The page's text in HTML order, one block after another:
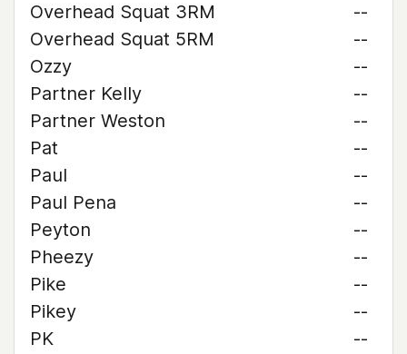
Overhead Squat 3RM
--
Overhead Squat 5RM
--
Ozzy
--
Partner Kelly
--
Partner Weston
--
Pat
--
Paul
--
Paul Pena
--
Peyton
--
Pheezy
--
Pike
--
Pikey
--
PK
--